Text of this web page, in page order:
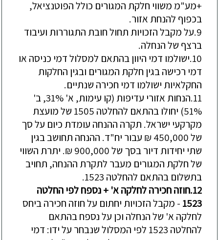
+מע"מ משווי חלקת המגורים כוללהפוטנציאל,
בכפוף להנחת אזור.
9. עלמקבלהזכויות תחולחובת התגוררות ועיבוד
ברצף שלהנחלה.
10. ישולמו דמי היווןבהתאם למסלולדמי כניסה או
דמי רכישהבגין חלקת המגורים ובגין החלקות
החקלאיות ישולמו דמי חכירה שנתיים.
11. הנחות אזורי עדיפות (קו עימות, א' 31%, ב'
51%) יחולובהתאם להחלטה 1505 שלמועצת
מקרקעי ישראל. תקרה ההנחה עומדת כיום עלסך
של450,000
₪ עבור יח"ד. ההנחה תחושבבגין
שתי יחידות דיורבסך של900,000
₪
. יתרת השווי
שלחלקת המגורים מעבר לתקרת ההנחה, תחויב
בתשלום בהתאם להחלטה 1523.
12. חוזהחכירהלחלקהא' +נספחלפיהחלטה
1523
- מקבלהזכויות יחתום עלחוזה חכירהביחס
לחלקה א' שלהנחלה וכן עלנספחבהתאם
להחלטה 1523 לפי המסלולשנבחר עלידו: דמי